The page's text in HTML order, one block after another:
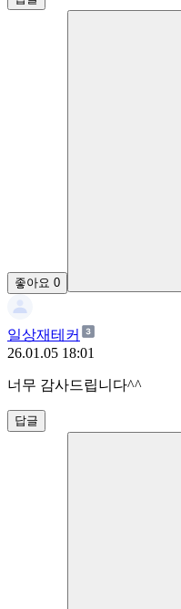
좋아요 0
일상재테커
26.01.05 18:01
너무 감사드립니다^^
답글